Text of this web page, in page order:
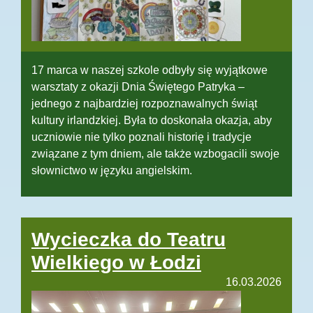
17 marca w naszej szkole odbyły się wyjątkowe
warsztaty z okazji Dnia Świętego Patryka –
jednego z najbardziej rozpoznawalnych świąt
kultury irlandzkiej. Była to doskonała okazja, aby
uczniowie nie tylko poznali historię i tradycje
związane z tym dniem, ale także wzbogacili swoje
słownictwo w języku angielskim.
Wycieczka do Teatru
Wielkiego w Łodzi
16.03.2026